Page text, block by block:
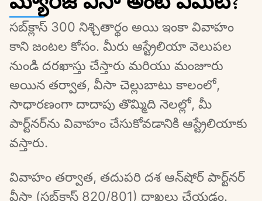
సబ్‌క్లాస్ 300 నిశ్చితార్థం అయి ఇంకా వివాహం
కాని జంటల కోసం. మీరు ఆస్ట్రేలియా వెలుపల
నుండి దరఖాస్తు చేస్తారు మరియు మంజూరు
అయిన తర్వాత, వీసా చెల్లుబాటు కాలంలో,
సాధారణంగా దాదాపు తొమ్మిది నెలల్లో, మీ
పార్ట్‌నర్‌ను వివాహం చేసుకోవడానికి ఆస్ట్రేలియాకు
వస్తారు.
వివాహం తర్వాత, తదుపరి దశ ఆన్‌షోర్ పార్ట్‌నర్
వీసా (సబ్‌క్లాస్ 820/801) దాఖలు చేయడం.